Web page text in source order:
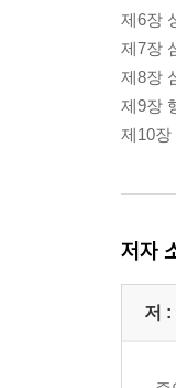
제6장
제7장
제8장
제9장
제10장
저자
저 :